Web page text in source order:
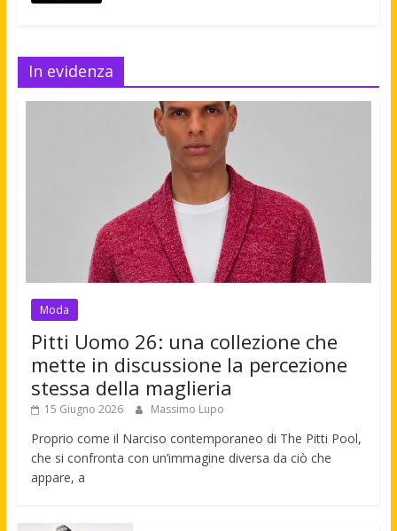
In evidenza
Moda
Pitti Uomo 26: una collezione che
mette in discussione la percezione
stessa della maglieria
15 Giugno 2026 Massimo Lupo
Proprio come il Narciso contemporaneo di The Pitti Pool,
che si confronta con un’immagine diversa da ciò che
appare, a